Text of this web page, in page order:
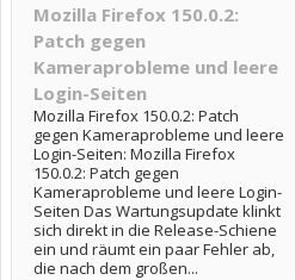
Mozilla Firefox 150.0.2:
Patch gegen
Kameraprobleme und leere
Login-Seiten
Mozilla Firefox 150.0.2: Patch
gegen Kameraprobleme und leere
Login-Seiten: Mozilla Firefox
150.0.2: Patch gegen
Kameraprobleme und leere Login-
Seiten Das Wartungsupdate klinkt
sich direkt in die Release-Schiene
ein und räumt ein paar Fehler ab,
die nach dem großen...